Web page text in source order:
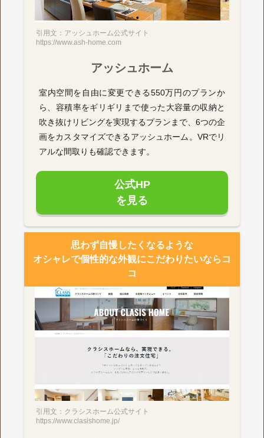
引用文：アッシュホーム公式サイト
https://www.ash-home.com
アッシュホーム
室内空間を自由に変更できる550万円のプランか
ら、容積率をギリギリまで使った大容量の収納と
吹き抜けリビングを実現するプランまで、6つの企
画をカスタマイズできるアッシュホーム。VRでリ
アルな間取りも確認できます。
公式HP
を見る
思わず自慢したくなるような
オシャレで個性的な外観にこだわりたいならコ
コ
引用文：クラシスホーム公式サイト
https://www.clasishome.jp/